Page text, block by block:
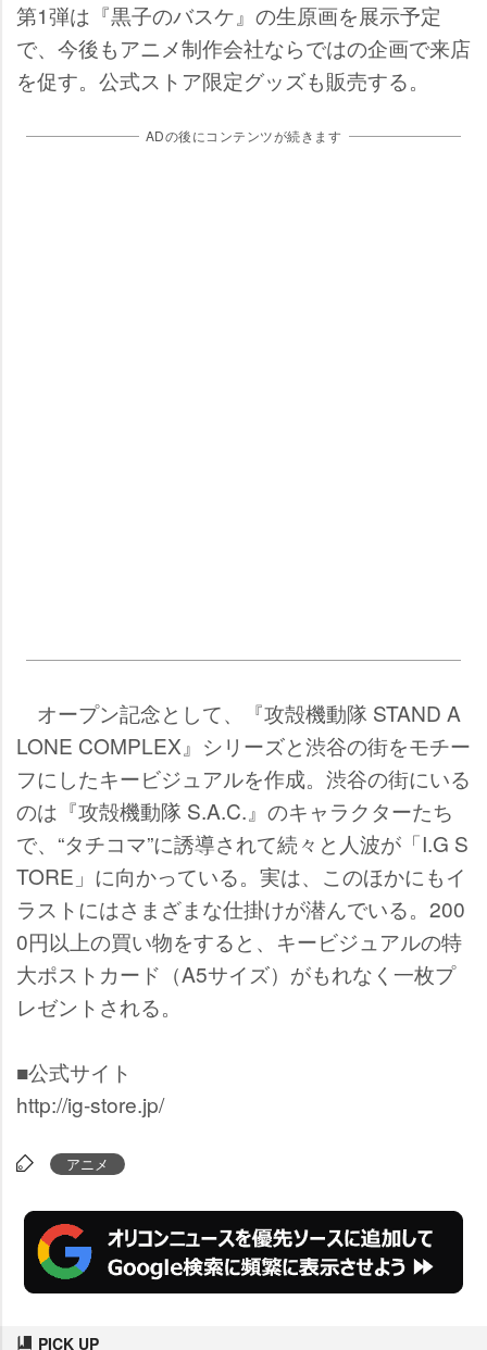
第1弾は『黒子のバスケ』の生原画を展示予定
で、今後もアニメ制作会社ならではの企画で来店
を促す。公式ストア限定グッズも販売する。
ADの後にコンテンツが続きます
オープン記念として、『攻殻機動隊 STAND A
LONE COMPLEX』シリーズと渋谷の街をモチー
フにしたキービジュアルを作成。渋谷の街にいる
のは『攻殻機動隊 S.A.C.』のキャラクターたち
で、“タチコマ”に誘導されて続々と人波が「I.G S
TORE」に向かっている。実は、このほかにもイ
ラストにはさまざまな仕掛けが潜んでいる。200
0円以上の買い物をすると、キービジュアルの特
大ポストカード（A5サイズ）がもれなく一枚プ
レゼントされる。
■公式サイト
http://ig-store.jp/
アニメ
PICK UP